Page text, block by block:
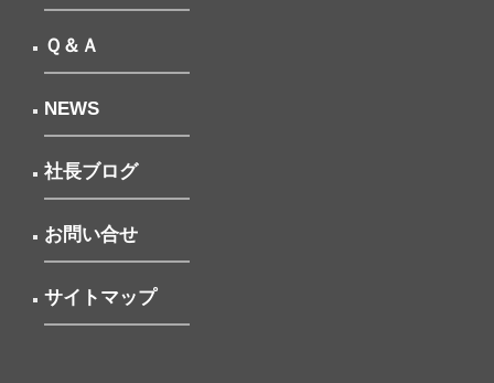
Ｑ＆Ａ
NEWS
社長ブログ
お問い合せ
サイトマップ